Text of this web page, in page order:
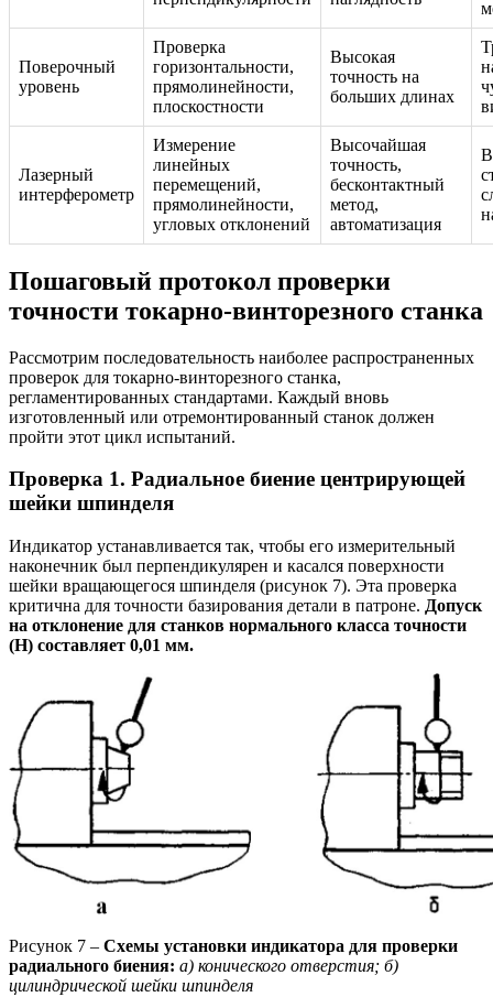
Поверочный
уровень
Проверка
горизонтальности,
прямолинейности,
плоскостности
Высокая
точность на
больших длинах
Лазерный
интерферометр
Измерение
линейных
перемещений,
прямолинейности,
угловых отклонений
Высочайшая
точность,
бесконтактный
метод,
автоматизация
Пошаговый протокол проверки
точности токарно-винторезного станка
Рассмотрим последовательность наиболее распространенных
проверок для токарно-винторезного станка,
регламентированных стандартами. Каждый вновь
изготовленный или отремонтированный станок должен
пройти этот цикл испытаний.
Проверка 1. Радиальное биение центрирующей
шейки шпинделя
Индикатор устанавливается так, чтобы его измерительный
наконечник был перпендикулярен и касался поверхности
шейки вращающегося шпинделя (рисунок 7). Эта проверка
критична для точности базирования детали в патроне. Допуск
на отклонение для станков нормального класса точности
(Н) составляет 0,01 мм.
Рисунок 7 – Схемы установки индикатора для проверки
радиального биения: а) конического отверстия; б)
цилиндрической шейки шпинделя